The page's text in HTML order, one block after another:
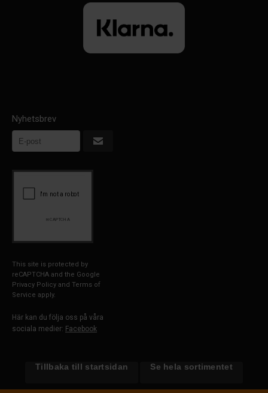
Nyhetsbrev
This site is protected by
reCAPTCHA and the Google
Privacy Policy and Terms of
Service apply.
Här kan du följa oss på våra
sociala medier: Facebook
Tillbaka till startsidan Se hela sortimentet